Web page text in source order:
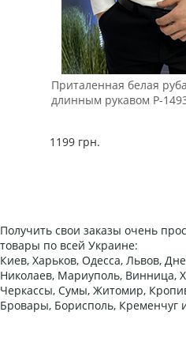
Приталенная белая
длинным рукавом Р-
1199 грн.
Получить свои заказы очень
товары по всей Украине:
Киев, Харьков, Одесса, Львов,
Николаев, Мариуполь, Винница,
Черкассы, Сумы, Житомир,
Бровары, Борисполь, Кременчуг